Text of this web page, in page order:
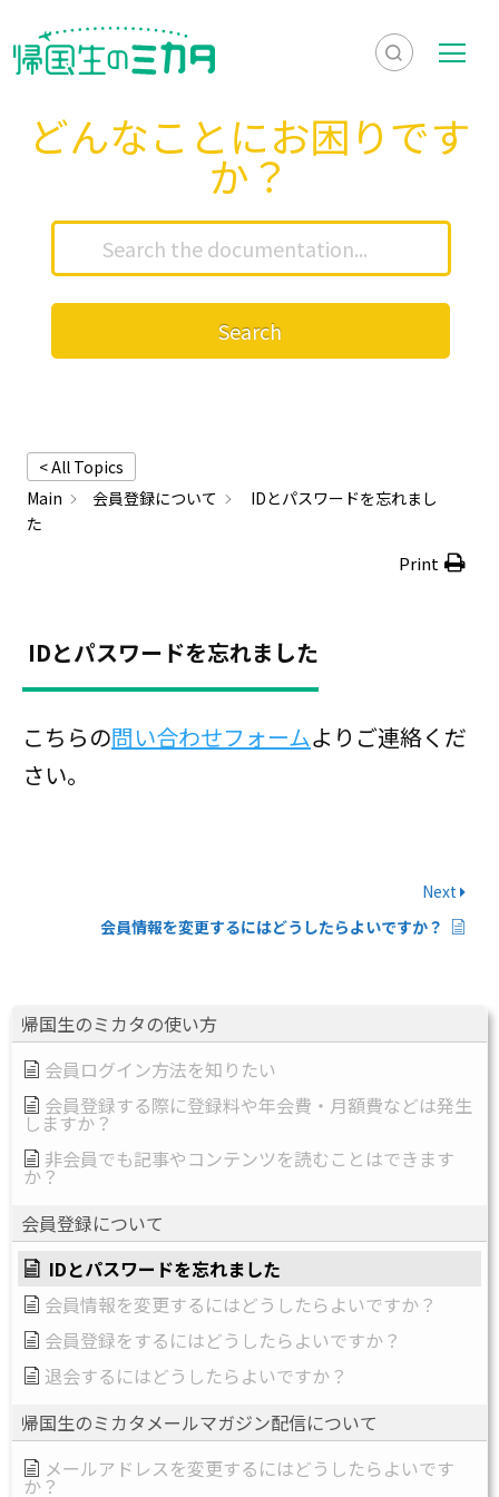
検
検
を
メ
ュ
どんなことにお困りです
か？
Search
帰国生のミカタの使い方
会員ログイン方法を知りたい
会員登録する際に登録料や年会費・月額費などは発生
しますか？
非会員でも記事やコンテンツを読むことはできます
か？
会員登録について
IDとパスワードを忘れました
会員情報を変更するにはどうしたらよいですか？
会員登録をするにはどうしたらよいですか？
退会するにはどうしたらよいですか？
帰国生のミカタメールマガジン配信について
メールアドレスを変更するにはどうしたらよいです
か？
< All Topics
Main
会員登録について
IDとパスワードを忘れまし
た
Print
IDとパスワードを忘れました
こちらの問い合わせフォームよりご連絡くだ
さい。
Next
会員情報を変更するにはどうしたらよいですか？